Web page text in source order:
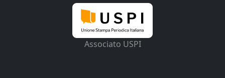
Associato USPI